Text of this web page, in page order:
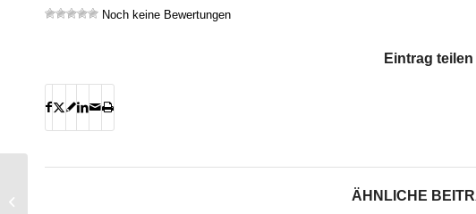
Noch keine Bewertungen
Eintrag teilen
ÄHNLICHE